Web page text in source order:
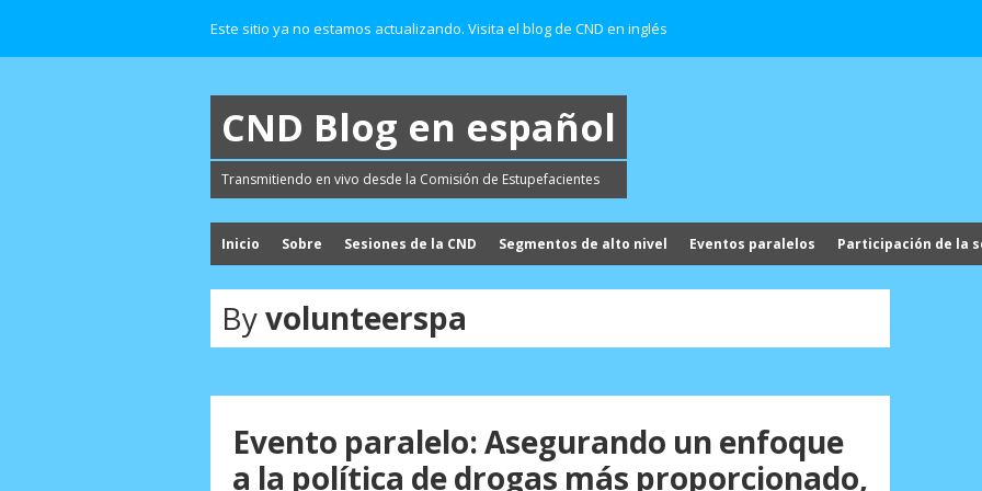
Este sitio ya no estamos actualizando. Visita el blog de CND en inglés
CND Blog en español
Transmitiendo en vivo desde la Comisión de Estupefacientes
Inicio Sobre Sesiones de la CND Segmentos de alto nivel Eventos paralelos Participación de la
Byvolunteerspa
Evento paralelo: Asegurando un enfoque
a la política de drogas más proporcionado,